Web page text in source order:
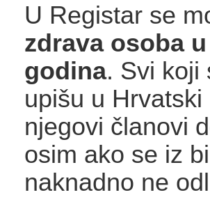
U Registar se
zdrava osoba
godina. Svi koji
upišu u
njegovi članovi
osim ako se iz
naknadno ne